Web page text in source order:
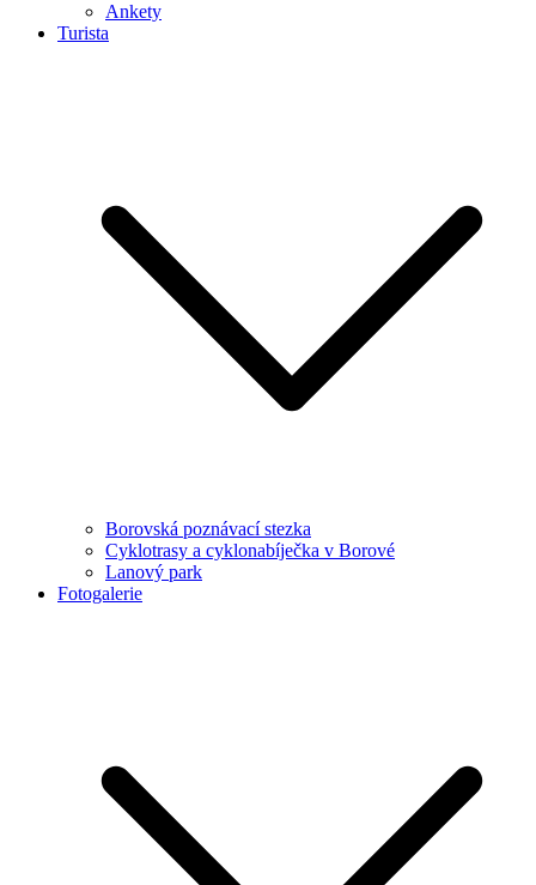
Ankety
Turista
Borovská poznávací stezka
Cyklotrasy a cyklonabíječka v Borové
Lanový park
Fotogalerie